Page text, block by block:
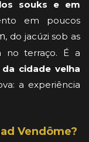
souks e em
em poucos
, do jacúzi sob as
no terraço. É a
cidade velha
a experiência
Vendôme?